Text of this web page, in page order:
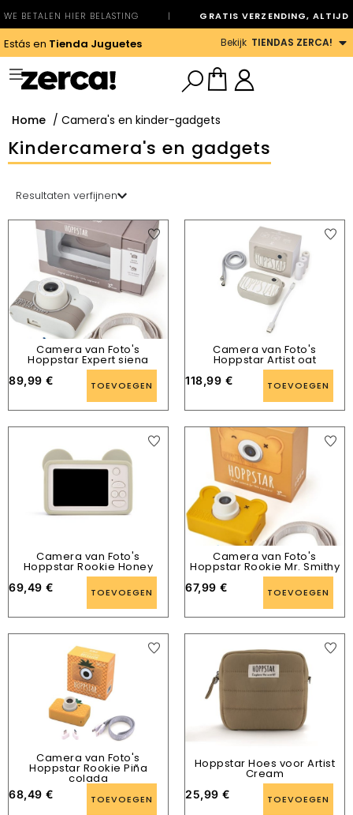
WE BETALEN HIER BELASTING | GRATIS VERZENDING, ALTIJD
Estás en Tienda Juguetes Bekijk TIENDAS ZERCA!
Home / Camera's en kinder-gadgets
Kindercamera's en gadgets
Resultaten verfijnen
Camera van Foto's
Hoppstar Expert siena
89,99 € TOEVOEGEN
Camera van Foto's
Hoppstar Artist oat
118,99 € TOEVOEGEN
Camera van Foto's
Hoppstar Rookie Honey
69,49 € TOEVOEGEN
Camera van Foto's
Hoppstar Rookie Mr. Smithy
67,99 € TOEVOEGEN
Camera van Foto's
Hoppstar Rookie Piña
colada
68,49 € TOEVOEGEN
Hoppstar Hoes voor Artist
Cream
25,99 € TOEVOEGEN